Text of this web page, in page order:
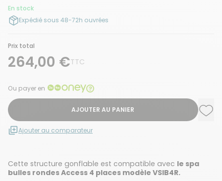
En stock
Expédié sous 48-72h ouvrées
Prix total
264,00 €TTC
Ou payer en
AJOUTER AU PANIER
Ajouter au comparateur
Cette structure gonflable est compatible avec le spa
bulles rondes Access 4 places modèle VSIB4R.